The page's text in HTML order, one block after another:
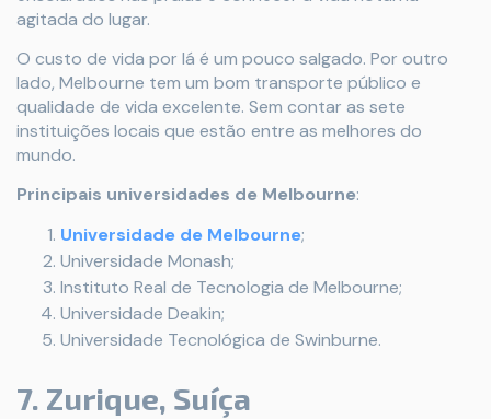
agitada do lugar.
O custo de vida por lá é um pouco salgado. Por outro
lado, Melbourne tem um bom transporte público e
qualidade de vida excelente. Sem contar as sete
instituições locais que estão entre as melhores do
mundo.
Principais universidades de Melbourne:
Universidade de Melbourne;
Universidade Monash;
Instituto Real de Tecnologia de Melbourne;
Universidade Deakin;
Universidade Tecnológica de Swinburne.
7. Zurique, Suíça